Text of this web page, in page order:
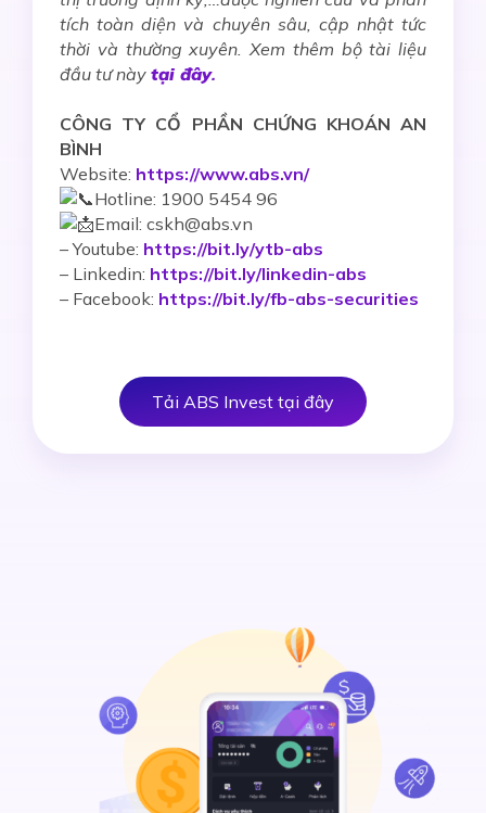
tích toàn diện và chuyên sâu, cập nhật tức
thời và thường xuyên. Xem thêm bộ tài liệu
đầu tư này tại đây.
CÔNG TY CỔ PHẦN CHỨNG KHOÁN AN
BÌNH
Website: https://www.abs.vn/
Hotline: 1900 5454 96
Email: cskh@abs.vn
–Youtube: https://bit.ly/ytb-abs
– Linkedin: https://bit.ly/linkedin-abs
– Facebook: https://bit.ly/fb-abs-securities
Tải ABS Invest tại đây